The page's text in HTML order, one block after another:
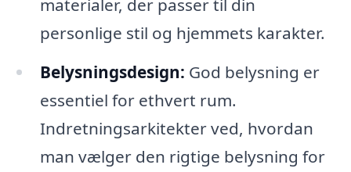
materialer, der passer til din
personlige stil og hjemmets karakter.
Belysningsdesign: God belysning er
essentiel for ethvert rum.
Indretningsarkitekter ved, hvordan
man vælger den rigtige belysning for